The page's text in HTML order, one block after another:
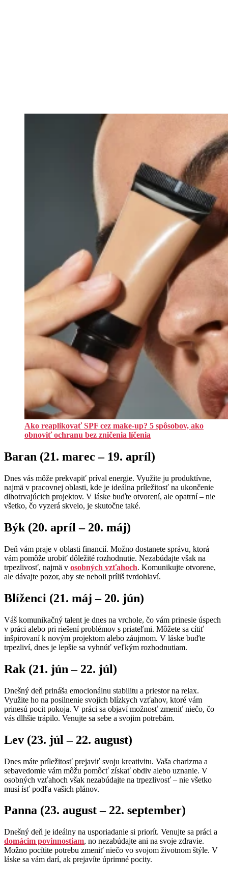
Ako reaplikovať SPF cez make-up? 5 spôsobov, ako
obnoviť ochranu bez zničenia líčenia
Baran (21. marec – 19. apríl)
Dnes vás môže prekvapiť príval energie. Využite ju produktívne,
najmä v pracovnej oblasti, kde je ideálna príležitosť na ukončenie
dlhotrvajúcich projektov. V láske buďte otvorení, ale opatrní – nie
všetko, čo vyzerá skvelo, je skutočne také.
Býk (20. apríl – 20. máj)
Deň vám praje v oblasti financií. Možno dostanete správu, ktorá
vám pomôže urobiť dôležité rozhodnutie. Nezabúdajte však na
trpezlivosť, najmä v osobných vzťahoch. Komunikujte otvorene,
ale dávajte pozor, aby ste neboli príliš tvrdohlaví.
Blíženci (21. máj – 20. jún)
Váš komunikačný talent je dnes na vrchole, čo vám prinesie úspech
v práci alebo pri riešení problémov s priateľmi. Môžete sa cítiť
inšpirovaní k novým projektom alebo záujmom. V láske buďte
trpezliví, dnes je lepšie sa vyhnúť veľkým rozhodnutiam.
Rak (21. jún – 22. júl)
Dnešný deň prináša emocionálnu stabilitu a priestor na relax.
Využite ho na posilnenie svojich blízkych vzťahov, ktoré vám
prinesú pocit pokoja. V práci sa objaví možnosť zmeniť niečo, čo
vás dlhšie trápilo. Venujte sa sebe a svojim potrebám.
Lev (23. júl – 22. august)
Dnes máte príležitosť prejaviť svoju kreativitu. Vaša charizma a
sebavedomie vám môžu pomôcť získať obdiv alebo uznanie. V
osobných vzťahoch však nezabúdajte na trpezlivosť – nie všetko
musí ísť podľa vašich plánov.
Panna (23. august – 22. september)
Dnešný deň je ideálny na usporiadanie si priorít. Venujte sa práci a
domácim povinnostiam, no nezabúdajte ani na svoje zdravie.
Možno pocítite potrebu zmeniť niečo vo svojom životnom štýle. V
láske sa vám darí, ak prejavíte úprimné pocity.